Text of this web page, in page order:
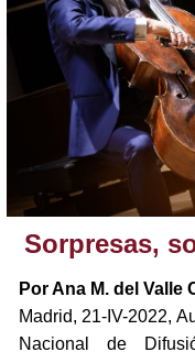
Sorpresas,
Por Ana M. del Valle
Madrid, 21-IV-2022,
Nacional de